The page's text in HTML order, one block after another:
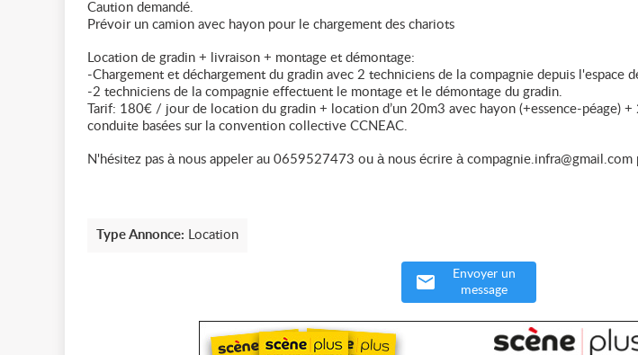
Caution demandé.
Prévoir un camion avec hayon pour le chargement des chariots
Location de gradin + livraison + montage et démontage:
-Chargement et déchargement du gradin avec 2 techniciens de la compagnie depuis l'espace
-2 techniciens de la compagnie effectuent le montage et le démontage du gradin.
Tarif: 180€ / jour de location du gradin + location d’un 20m3 avec hayon (+essence-péage)
conduite basées sur la convention collective CCNEAC.
N'hésitez pas à nous appeler au 0659527473 ou à nous écrire à compagnie.infra@gmail.com
Type Annonce: Location
Envoyer un
message